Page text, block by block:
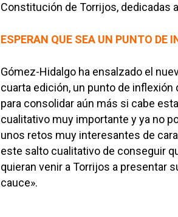
Constitución de Torrijos, dedicadas
ESPERAN QUE SEA UN PUNTO DE
Gómez-Hidalgo ha ensalzado el
cuarta edición, un punto de
para consolidar aún más si cabe
cualitativo muy importante y ya no
unos retos muy interesantes de
este salto cualitativo de conseguir
quieran venir a Torrijos a presentar
cauce».